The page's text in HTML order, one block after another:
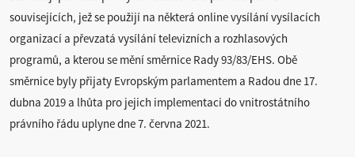
souvisejících, jež se použijí na některá online vysílání vysílacích
organizací a převzatá vysílání televizních a rozhlasových
programů, a kterou se mění směrnice Rady 93/83/EHS. Obě
směrnice byly přijaty Evropským parlamentem a Radou dne 17.
dubna 2019 a lhůta pro jejich implementaci do vnitrostátního
právního řádu uplyne dne 7. června 2021.